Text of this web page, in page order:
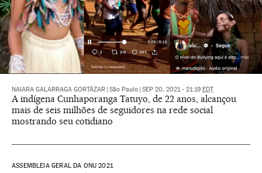
NAIARA GALARRAGA GORTÁZAR São Paulo SEP 20, 2021 - 21:19 EDT
A indígena Cunhaporanga Tatuyo, de 22 anos, alcançou
mais de seis milhões de seguidores na rede social
mostrando seu cotidiano
ASSEMBLEIA GERAL DA ONU 2021